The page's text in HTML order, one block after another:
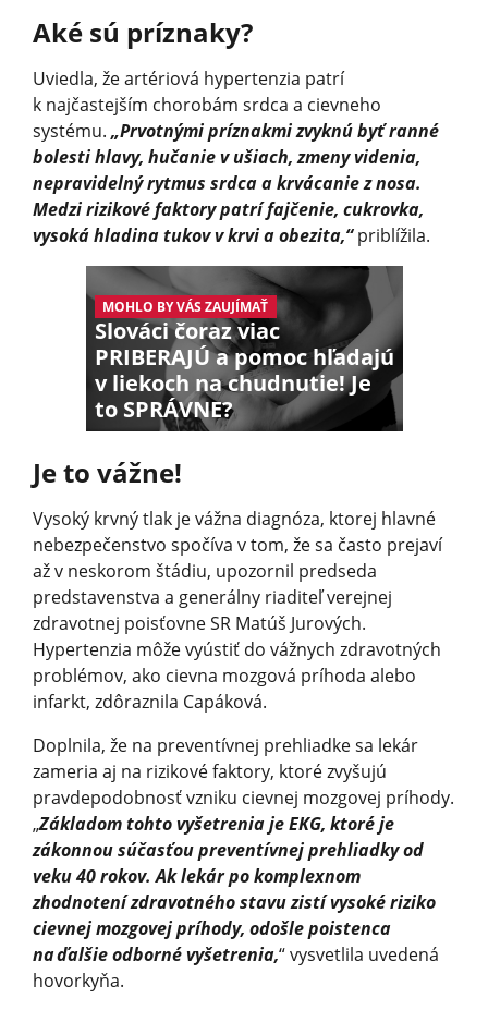
Aké sú príznaky?
Uviedla, že artériová hypertenzia patrí
k najčastejším chorobám srdca a cievneho
systému. „Prvotnými príznakmi zvyknú byť ranné
bolesti hlavy, hučanie v ušiach, zmeny videnia,
nepravidelný rytmus srdca a krvácanie z nosa.
Medzi rizikové faktory patrí fajčenie, cukrovka,
vysoká hladina tukov v krvi a obezita,“priblížila.
MOHLO BY VÁS ZAUJÍMAŤ
Slováci čoraz viac
PRIBERAJÚ a pomoc hľadajú
v liekoch na chudnutie! Je
to SPRÁVNE?
Je to vážne!
Vysoký krvný tlak je vážna diagnóza, ktorej hlavné
nebezpečenstvo spočíva v tom, že sa často prejaví
až v neskorom štádiu, upozornil predseda
predstavenstva a generálny riaditeľ verejnej
zdravotnej poisťovne SR Matúš Jurových.
Hypertenzia môže vyústiť do vážnych zdravotných
problémov, ako cievna mozgová príhoda alebo
infarkt, zdôraznila Capáková.
Doplnila, že na preventívnej prehliadke sa lekár
zameria aj na rizikové faktory, ktoré zvyšujú
pravdepodobnosť vzniku cievnej mozgovej príhody.
„Základom tohto vyšetrenia je EKG, ktoré je
zákonnou súčasťou preventívnej prehliadky od
veku 40 rokov. Ak lekár po komplexnom
zhodnotení zdravotného stavu zistí vysoké riziko
cievnej mozgovej príhody, odošle poistenca
na ďalšie odborné vyšetrenia,“ vysvetlila uvedená
hovorkyňa.